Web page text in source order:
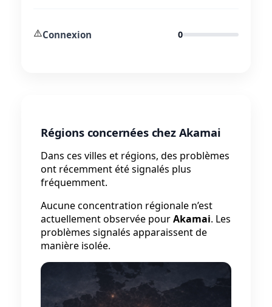
⚠️Connexion 0
Régions concernées chez Akamai
Dans ces villes et régions, des problèmes
ont récemment été signalés plus
fréquemment.
Aucune concentration régionale n’est
actuellement observée pourAkamai. Les
problèmes signalés apparaissent de
manière isolée.